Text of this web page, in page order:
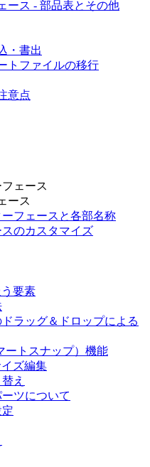
ース - 部品表とその他
・書出
トファイルの移行
意点
ェース
ース
フェースと各部名称
のカスタマイズ
要素
ラッグ＆ドロップによる
ートスナップ）機能
イズ編集
え
ツについて